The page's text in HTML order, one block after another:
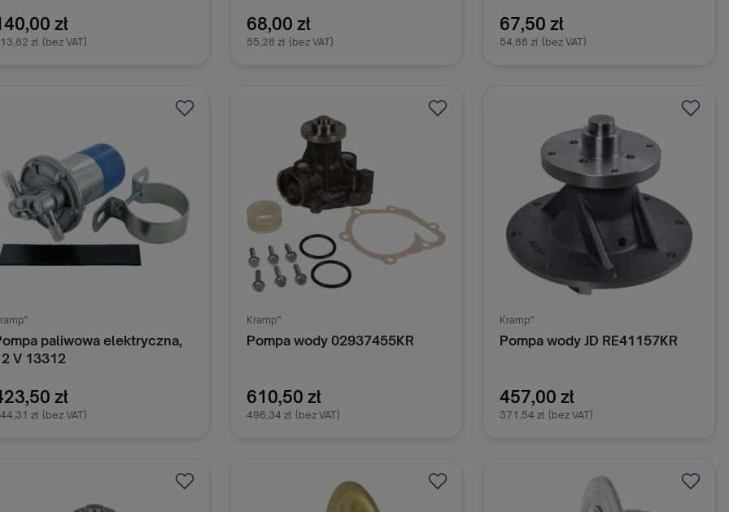
zł
zł (bez VAT)
68,00 zł
55,28 zł (bez VAT)
67,50 zł
54,88 zł (bez VAT)
paliwowa elektryczna,
V 13312
zł
zł (bez VAT)
Kramp"
Pompa wody 02937455KR
610,50 zł
496,34 zł (bez VAT)
Kramp"
Pompa wody JD RE41157KR
457,00 zł
371,54 zł (bez VAT)